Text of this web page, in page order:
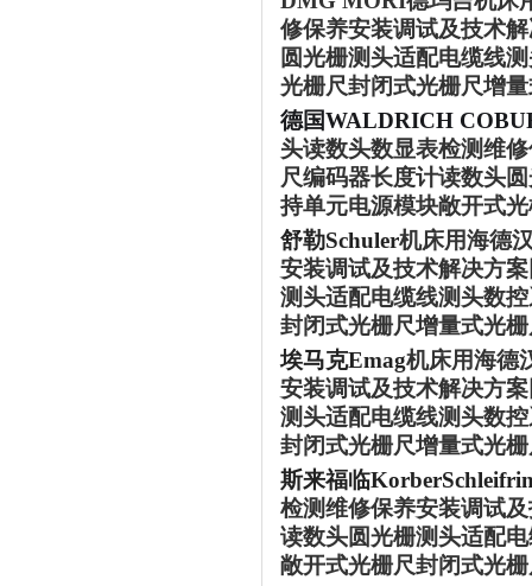
修保养安装调试及技术
圆光栅测头适配电缆线
光栅尺封闭式光栅尺增
德国WALDRICH
头读数头数显表检测维
尺编码器长度计读数头
持单元电源模块敞开式
舒勒Schuler机床用海德
安装调试及技术解决方
测头适配电缆线测头数
封闭式光栅尺增量式光
埃马克Emag机床用海德
安装调试及技术解决方
测头适配电缆线测头数
封闭式光栅尺增量式光
斯来福临
检测维修保养安装调试
读数头圆光栅测头适配
敞开式光栅尺封闭式光